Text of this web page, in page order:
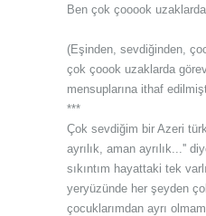
Ben çok çooook
(Eşinden, sevdiğinden,
çok çoook uzaklarda
mensuplarına ithaf
***
Çok sevdiğim bir Azeri
ayrılık, aman ayrılık...''
sıkıntım hayattaki tek
yeryüzünde her şeyden
çocuklarımdan ayrı